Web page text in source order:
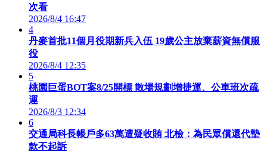
次看
2026/8/4 16:47
4
丹麥首批11個月役期新兵入伍 19歲公主放棄薪資無償服
役
2026/8/4 12:35
5
桃園巨蛋BOT案8/25開標 散場規劃增捷運、公車班次疏
運
2026/8/3 12:34
6
交通局科長帳戶多63萬遭疑收賄 北檢：為民眾償還代墊
款不起訴